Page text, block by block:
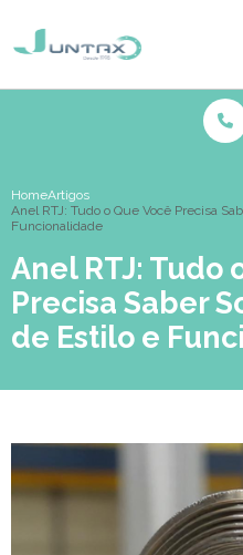
HomeArtigos
Anel RTJ: Tudo o Que Você Precisa
Funcionalidade
Anel RTJ: Tudo
Precisa Saber
de Estilo e